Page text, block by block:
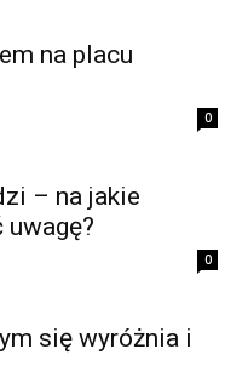
na placu
0
– na jakie
0
się wyróżnia i